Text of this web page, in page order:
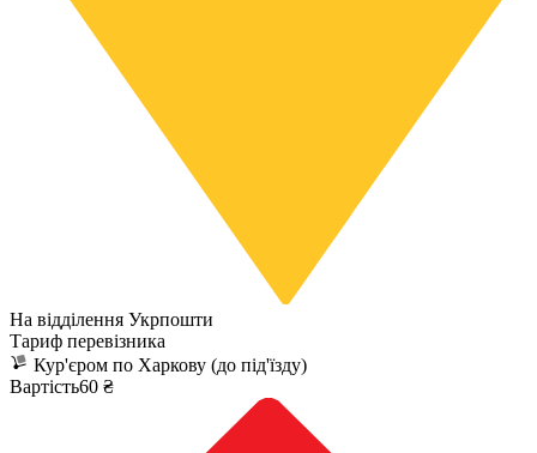
На відділення Укрпошти
Тариф перевізника
Кур'єром по Харкову (до під'їзду)
Вартість60 ₴